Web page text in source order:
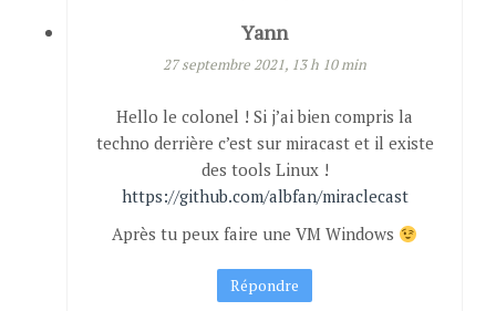
Yann
27 septembre 2021, 13 h 10 min
Hello le colonel ! Si j’ai bien compris la
techno derrière c’est sur miracast et il existe
des tools Linux !
https://github.com/albfan/miraclecast
Après tu peux faire une VM Windows
Répondre